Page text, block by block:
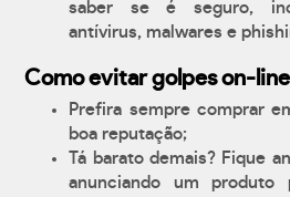
saber se é seguro,
antívirus, malwares e
Como evitar golpes on-
Prefira sempre comprar
boa reputação;
Tá barato demais? Fique
anunciando um